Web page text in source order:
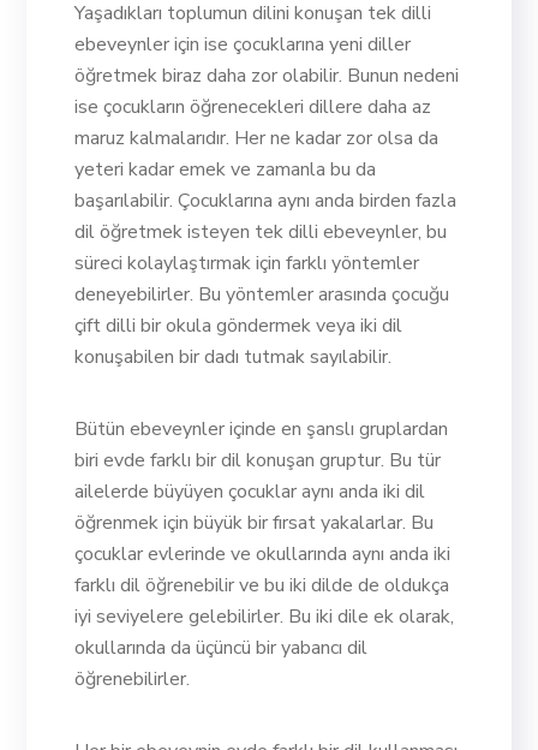
Yaşadıkları toplumun dilini konuşan tek dilli
ebeveynler için ise çocuklarına yeni diller
öğretmek biraz daha zor olabilir. Bunun nedeni
ise çocukların öğrenecekleri dillere daha az
maruz kalmalarıdır. Her ne kadar zor olsa da
yeteri kadar emek ve zamanla bu da
başarılabilir. Çocuklarına aynı anda birden fazla
dil öğretmek isteyen tek dilli ebeveynler, bu
süreci kolaylaştırmak için farklı yöntemler
deneyebilirler. Bu yöntemler arasında çocuğu
çift dilli bir okula göndermek veya iki dil
konuşabilen bir dadı tutmak sayılabilir.
Bütün ebeveynler içinde en şanslı gruplardan
biri evde farklı bir dil konuşan gruptur. Bu tür
ailelerde büyüyen çocuklar aynı anda iki dil
öğrenmek için büyük bir fırsat yakalarlar. Bu
çocuklar evlerinde ve okullarında aynı anda iki
farklı dil öğrenebilir ve bu iki dilde de oldukça
iyi seviyelere gelebilirler. Bu iki dile ek olarak,
okullarında da üçüncü bir yabancı dil
öğrenebilirler.